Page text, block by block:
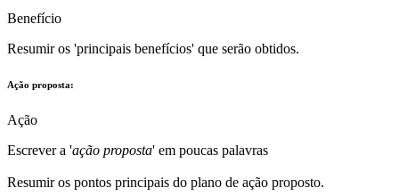
Benefício
Resumir os 'principais benefícios' que serão obtidos.
Ação proposta:
Ação
Escrever a 'ação proposta' em poucas palavras
Resumir os pontos principais do plano de ação proposto.